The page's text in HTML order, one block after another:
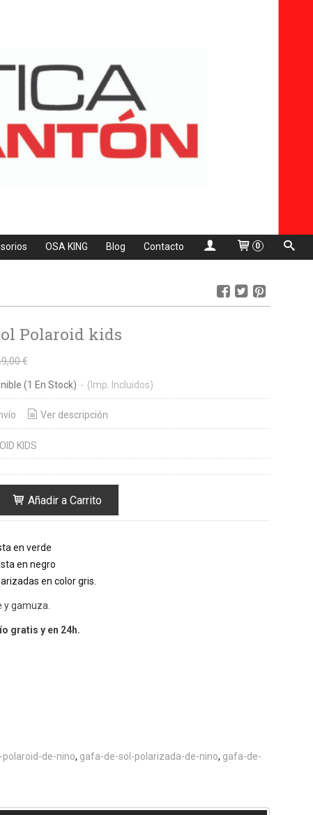
OSA KING Blog Contacto 0
Polaroid kids
€
(1 En Stock) - (Imp. Incluidos)
Ver descripción
KIDS
Añadir a Carrito
en verde
en negro
en color gris.
y gamuza.
gratis y en 24h.
de-nino gafa-de-sol-polarizada-de-nino gafa-de-